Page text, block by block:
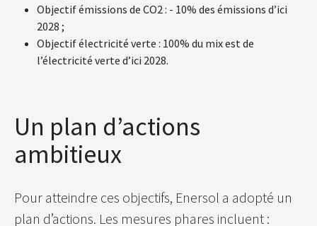
Objectif émissions de CO2 : - 10% des émissions d’ici
2028 ;
Objectif électricité verte : 100% du mix est de
l’électricité verte d’ici 2028.
Un plan d’actions
ambitieux
Pour atteindre ces objectifs, Enersol a adopté un
plan d’actions. Les mesures phares incluent :